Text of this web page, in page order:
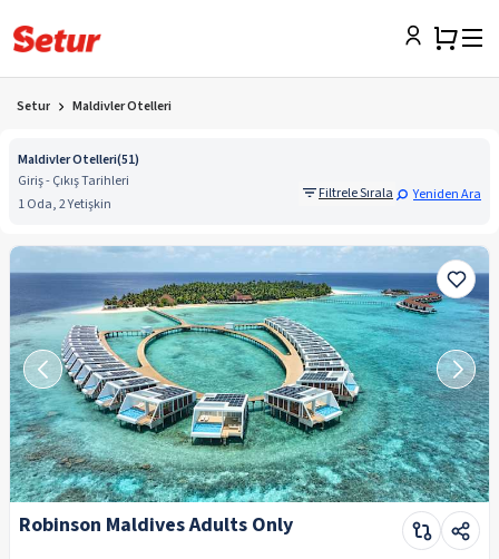
Setur Maldivler Otelleri
Maldivler Otelleri(51)
Giriş - Çıkış Tarihleri
1 Oda, 2 Yetişkin
Filtrele Sırala Yeniden Ara
Robinson Maldives Adults Only